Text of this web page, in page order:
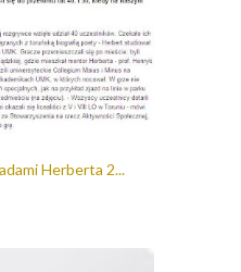
Herberta 2...